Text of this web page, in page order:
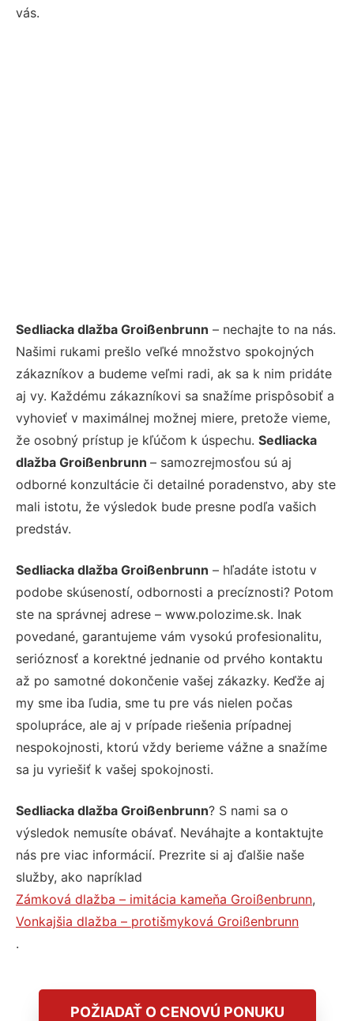
vás.
Sedliacka dlažba Groißenbrunn – nechajte to na nás.
Našimi rukami prešlo veľké množstvo spokojných
zákazníkov a budeme veľmi radi, ak sa k nim pridáte
aj vy. Každému zákazníkovi sa snažíme prispôsobiť a
vyhovieť v maximálnej možnej miere, pretože vieme,
že osobný prístup je kľúčom k úspechu. Sedliacka
dlažba Groißenbrunn – samozrejmosťou sú aj
odborné konzultácie či detailné poradenstvo, aby ste
mali istotu, že výsledok bude presne podľa vašich
predstáv.
Sedliacka dlažba Groißenbrunn – hľadáte istotu v
podobe skúseností, odbornosti a precíznosti? Potom
ste na správnej adrese – www.polozime.sk. Inak
povedané, garantujeme vám vysokú profesionalitu,
serióznosť a korektné jednanie od prvého kontaktu
až po samotné dokončenie vašej zákazky. Keďže aj
my sme iba ľudia, sme tu pre vás nielen počas
spolupráce, ale aj v prípade riešenia prípadnej
nespokojnosti, ktorú vždy berieme vážne a snažíme
sa ju vyriešiť k vašej spokojnosti.
Sedliacka dlažba Groißenbrunn? S nami sa o
výsledok nemusíte obávať. Neváhajte a kontaktujte
nás pre viac informácií. Prezrite si aj ďalšie naše
služby, ako napríklad
Zámková dlažba – imitácia kameňa Groißenbrunn,
Vonkajšia dlažba – protišmyková Groißenbrunn
.
POŽIADAŤ O CENOVÚ PONUKU